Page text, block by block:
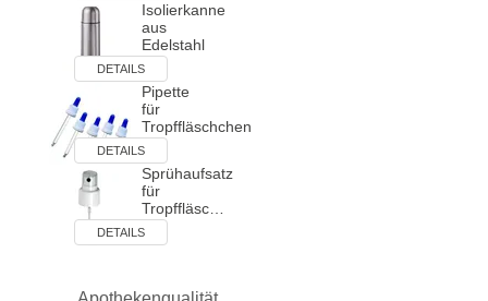
Isolierkanne
aus
Edelstahl
DETAILS
Pipette
für
Tropffläschchen
DETAILS
Sprühaufsatz
für
Tropffläsc…
DETAILS